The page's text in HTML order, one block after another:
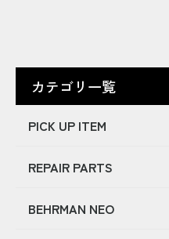
カテゴリ一覧
PICK UP ITEM
REPAIR PARTS
BEHRMAN NEO